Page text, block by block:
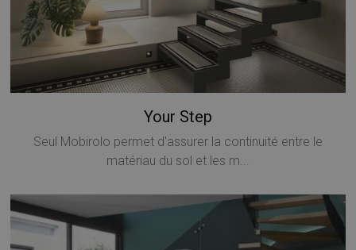
Your Step
Seul Mobirolo permet d'assurer la continuité entre le
matériau du sol et les m...